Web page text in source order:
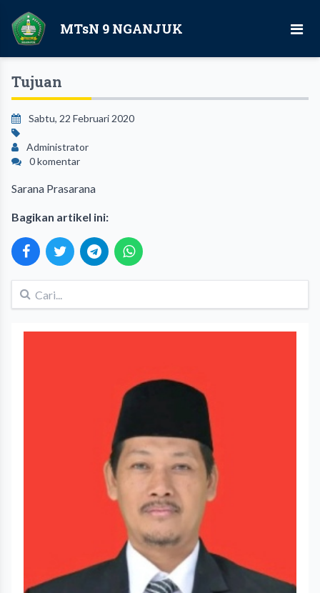
MTsN 9 NGANJUK
Tujuan
Sabtu, 22 Februari 2020
Administrator
0 komentar
Sarana Prasarana
Bagikan artikel ini: